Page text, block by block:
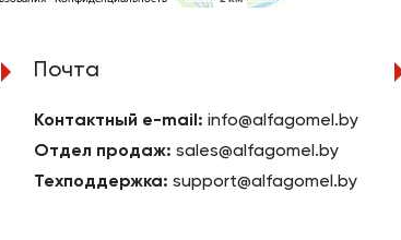
Почта
Контактный e-mail: info@alfagomel.by
Отдел продаж: sales@alfagomel.by
Техподдержка: support@alfagomel.by